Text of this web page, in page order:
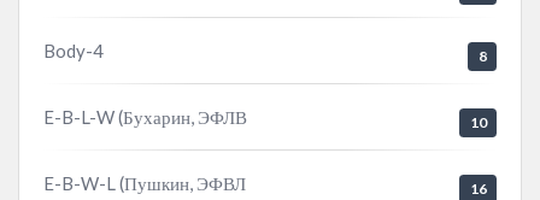
Body-4 8
E-B-L-W (Бухарин, ЭФЛВ 10
E-B-W-L (Пушкин, ЭФВЛ 16